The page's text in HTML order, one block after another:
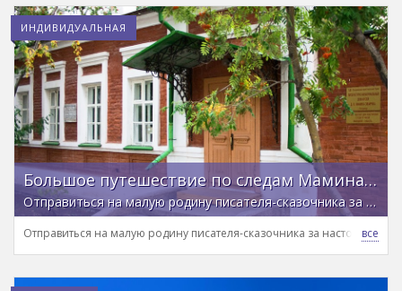
ИНДИВИДУАЛЬНАЯ
Большое путешествие по следам Мамина-Сибиряка: Екатеринбург, Висим, гора Белая
Отправиться на малую родину писателя-сказочника за настоящим уральским колоритом
Отправиться на малую родину писателя-сказочника за настоящим